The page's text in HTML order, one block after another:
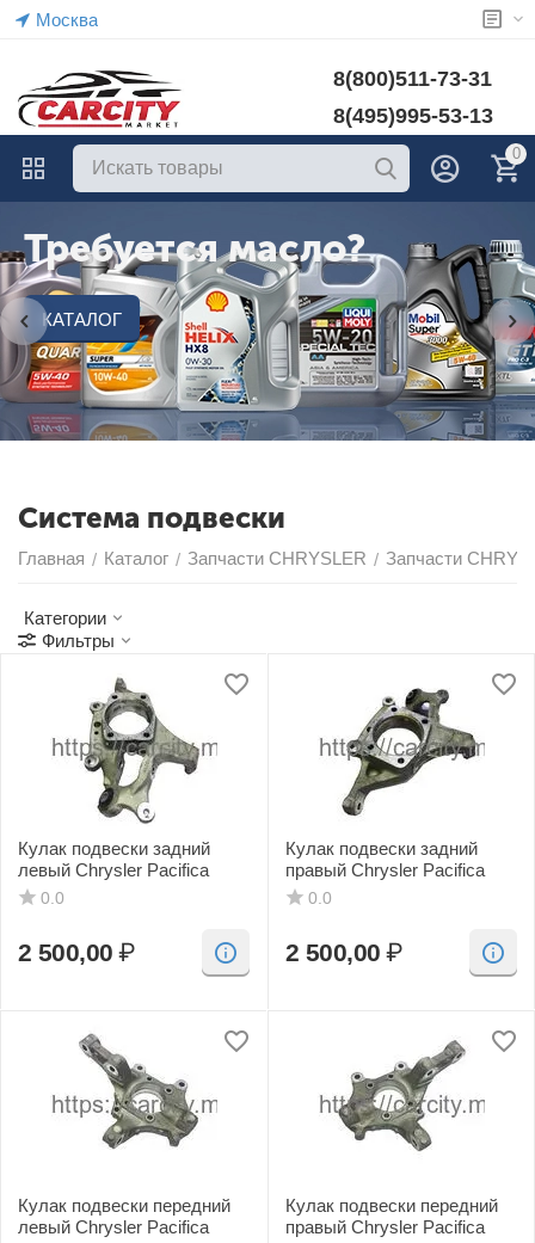
Москва
8(800)511-73-31
8(495)995-53-13
0
Требуется масло?
КАТАЛОГ
Система подвески
Главная / Каталог / Запчасти CHRYSLER / Запчасти
Категории
Фильтры
Кулак подвески задний
левый Chrysler Pacifica
0.0
2 500,00 ₽
Кулак подвески задний
правый Chrysler Pacifica
0.0
2 500,00 ₽
Кулак подвески передний
левый Chrysler Pacifica
Кулак подвески передний
правый Chrysler Pacifica